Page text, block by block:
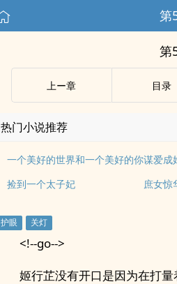
第
第
上ー章 目录
热门小说推荐
一个美好的世界和一个美好的你谋爱成
捡到一个太子妃
庶女惊
<!--go-->
姬行芷没有开口是因为在打量